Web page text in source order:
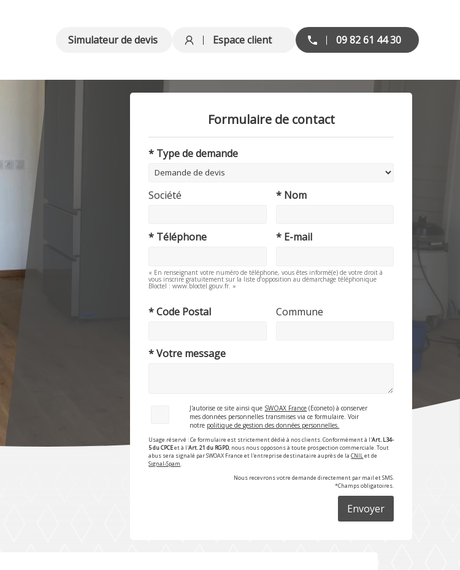
Simulateur de devis Espace client 09 82 61 44 30
Formulaire de contact
* Type de demande
Société * Nom
* Téléphone * E-mail
« En renseignant votre numéro de téléphone, vous êtes informé(e) de votre droit à
vous inscrire gratuitement sur la liste d’opposition au démarchage téléphonique
Bloctel : www.bloctel.gouv.fr. »
* Code Postal Commune
* Votre message
J'autorise ce site ainsi que SWOAX France (Econeto) à conserver
mes données personnelles transmises via ce formulaire. Voir
notre politique de gestion des données personnelles.
Usage réservé : Ce formulaire est strictement dédié à nos clients. Conformément à l'Art. L34-
5 du CPCEet à l'Art. 21 du RGPD, nous nous opposons à toute prospection commerciale. Tout
abus sera signalé par SWOAX France et l'entreprise destinataire auprès de laCNILet de
Signal-Spam.
Nous recevrons votre demande directement par mail et SMS.
*Champs obligatoires.
Envoyer